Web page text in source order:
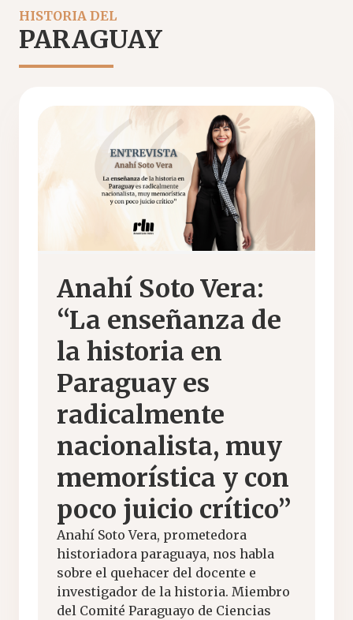
HISTORIA DEL
PARAGUAY
Anahí Soto Vera:
“La enseñanza de
la historia en
Paraguay es
radicalmente
nacionalista, muy
memorística y con
poco juicio crítico”
Anahí Soto Vera, prometedora
historiadora paraguaya, nos habla
sobre el quehacer del docente e
investigador de la historia. Miembro
del Comité Paraguayo de Ciencias